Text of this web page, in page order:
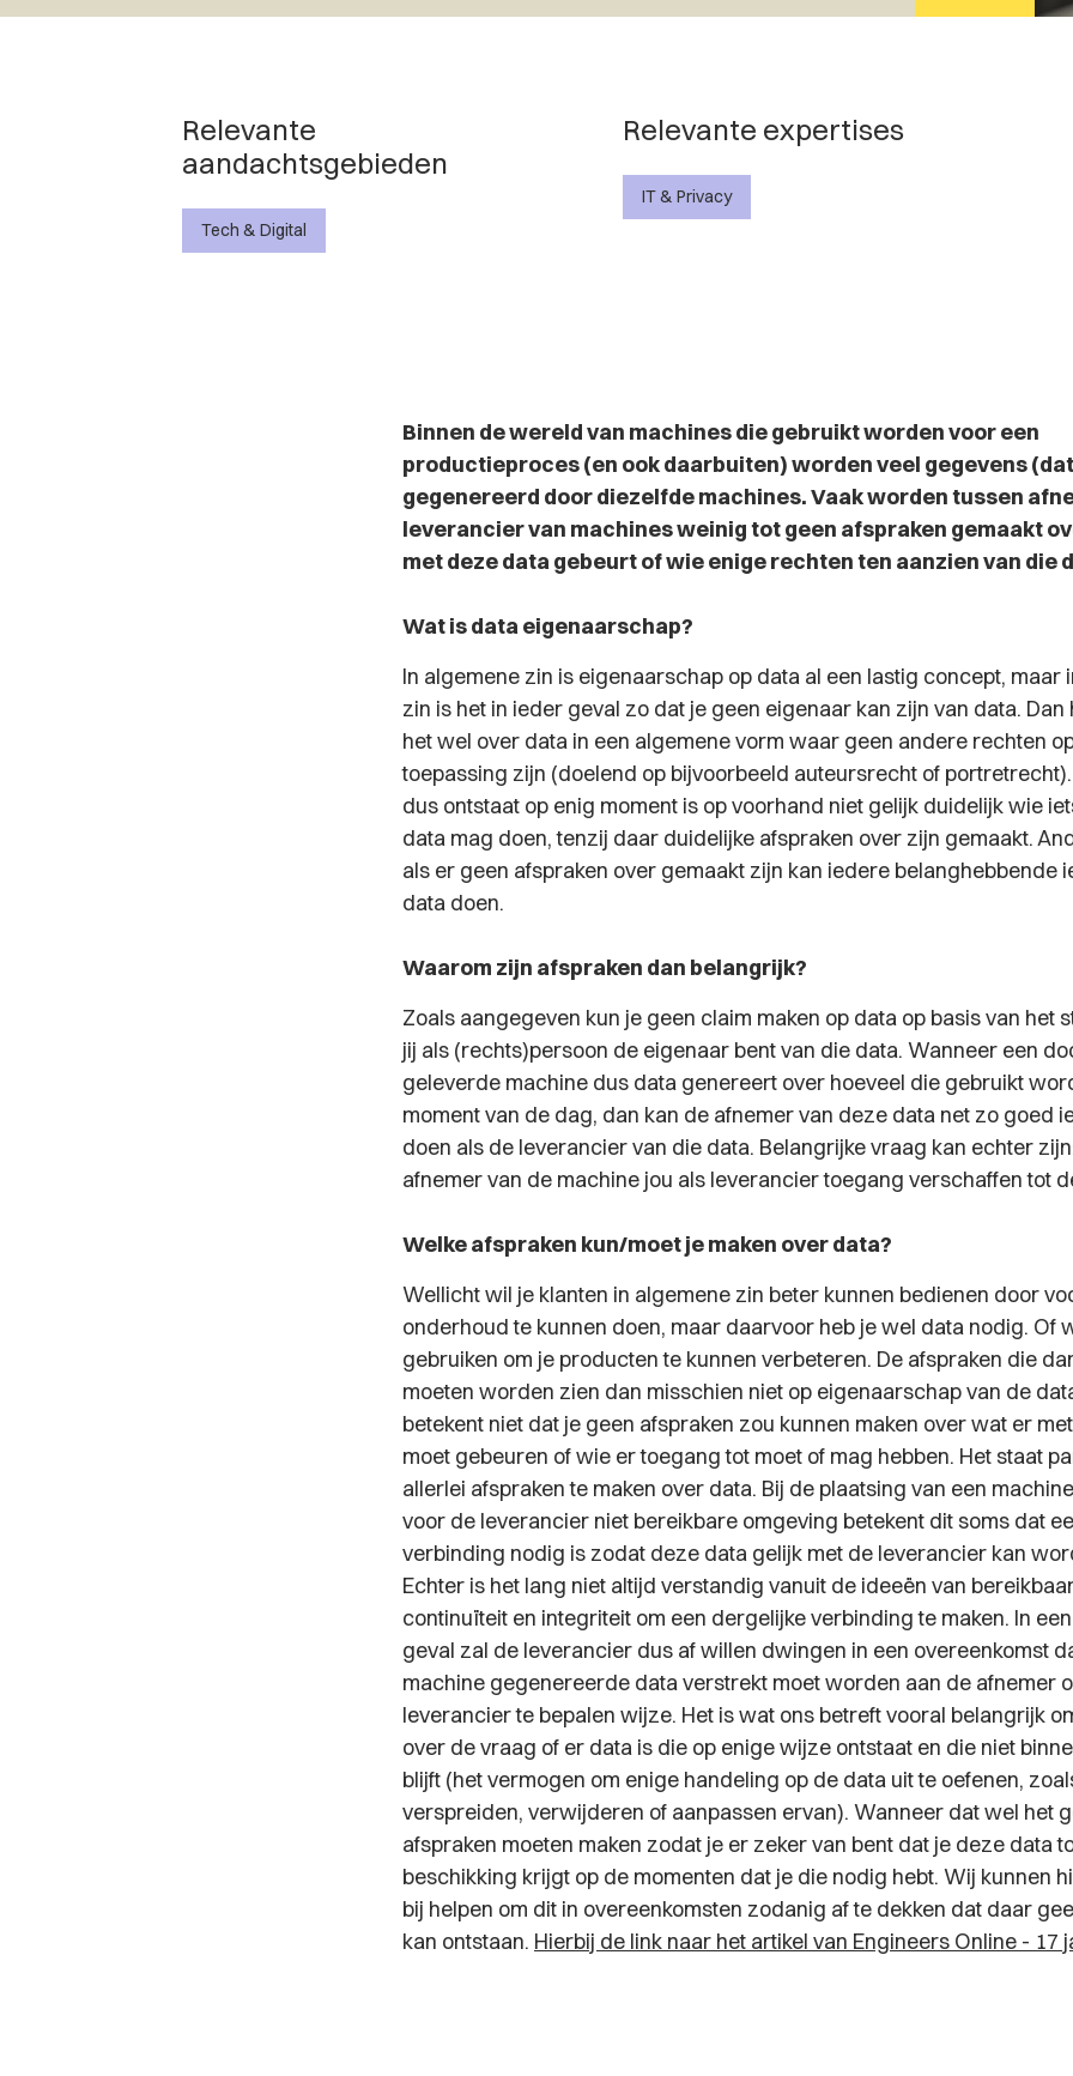
Relevante
aandachtsgebieden
Tech & Digital
Relevante expertises
IT & Privacy
Binnen de wereld van machines die gebruikt worden voor een
productieproces (en ook daarbuiten) worden veel gegevens
gegenereerd door diezelfde machines. Vaak worden tussen
leverancier van machines weinig tot geen afspraken gemaakt
met deze data gebeurt of wie enige rechten ten aanzien van die
Wat is data eigenaarschap?
In algemene zin is eigenaarschap op data al een lastig concept, maar
zin is het in ieder geval zo dat je geen eigenaar kan zijn van data. Dan
het wel over data in een algemene vorm waar geen andere rechten
toepassing zijn (doelend op bijvoorbeeld auteursrecht of
dus ontstaat op enig moment is op voorhand niet gelijk duidelijk wie
data mag doen, tenzij daar duidelijke afspraken over zijn gemaakt.
als er geen afspraken over gemaakt zijn kan iedere belanghebbende
data doen.
Waarom zijn afspraken dan belangrijk?
Zoals aangegeven kun je geen claim maken op data op basis van het
jij als (rechts)persoon de eigenaar bent van die data. Wanneer een
geleverde machine dus data genereert over hoeveel die gebruikt
moment van de dag, dan kan de afnemer van deze data net zo goed
doen als de leverancier van die data. Belangrijke vraag kan echter
afnemer van de machine jou als leverancier toegang verschaffen tot
Welke afspraken kun/moet je maken over data?
Wellicht wil je klanten in algemene zin beter kunnen bedienen door
onderhoud te kunnen doen, maar daarvoor heb je wel data nodig. Of
gebruiken om je producten te kunnen verbeteren. De afspraken die
moeten worden zien dan misschien niet op eigenaarschap van de
betekent niet dat je geen afspraken zou kunnen maken over wat er
moet gebeuren of wie er toegang tot moet of mag hebben. Het staat
allerlei afspraken te maken over data. Bij de plaatsing van een
voor de leverancier niet bereikbare omgeving betekent dit soms dat
verbinding nodig is zodat deze data gelijk met de leverancier kan
Echter is het lang niet altijd verstandig vanuit de ideeën van
continuïteit en integriteit om een dergelijke verbinding te maken. In
geval zal de leverancier dus af willen dwingen in een overeenkomst
machine gegenereerde data verstrekt moet worden aan de afnemer
leverancier te bepalen wijze. Het is wat ons betreft vooral belangrijk
over de vraag of er data is die op enige wijze ontstaat en die niet
blijft (het vermogen om enige handeling op de data uit te oefenen,
verspreiden, verwijderen of aanpassen ervan). Wanneer dat wel het
afspraken moeten maken zodat je er zeker van bent dat je deze data
beschikking krijgt op de momenten dat je die nodig hebt. Wij kunnen
bij helpen om dit in overeenkomsten zodanig af te dekken dat daar
kan ontstaan. Hierbij de link naar het artikel van Engineers Online - 17